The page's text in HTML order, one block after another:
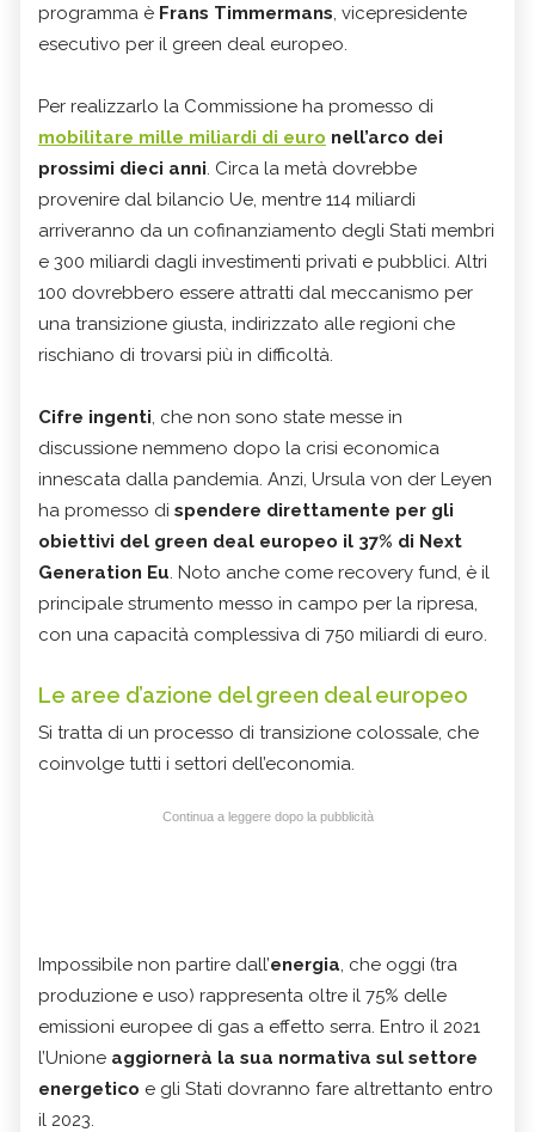
programma è Frans Timmermans, vicepresidente
esecutivo per il green deal europeo.
Per realizzarlo la Commissione ha promesso di
mobilitare mille miliardi di euro nell’arco dei
prossimi dieci anni. Circa la metà dovrebbe
provenire dal bilancio Ue, mentre 114 miliardi
arriveranno da un cofinanziamento degli Stati membri
e 300 miliardi dagli investimenti privati e pubblici. Altri
100 dovrebbero essere attratti dal meccanismo per
una transizione giusta, indirizzato alle regioni che
rischiano di trovarsi più in difficoltà.
Cifre ingenti, che non sono state messe in
discussione nemmeno dopo la crisi economica
innescata dalla pandemia. Anzi, Ursula von der Leyen
ha promesso di spendere direttamente per gli
obiettivi del green deal europeo il 37% di Next
Generation Eu. Noto anche come recovery fund, è il
principale strumento messo in campo per la ripresa,
con una capacità complessiva di 750 miliardi di euro.
Le aree d’azione del green deal europeo
Si tratta di un processo di transizione colossale, che
coinvolge tutti i settori dell’economia.
Continua a leggere dopo la pubblicità
Impossibile non partire dall’energia, che oggi (tra
produzione e uso) rappresenta oltre il 75% delle
emissioni europee di gas a effetto serra. Entro il 2021
l’Unione aggiornerà la sua normativa sul settore
energetico e gli Stati dovranno fare altrettanto entro
il 2023.